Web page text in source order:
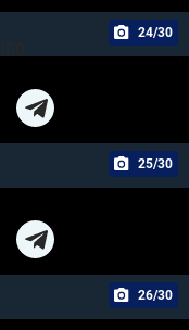
24/30
25/30
26/30